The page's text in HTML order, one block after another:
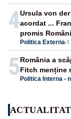
4
Politica Externa-1
Ursula von
acordat ...
promis
5 Politica Interna -
România a
Fitch menține